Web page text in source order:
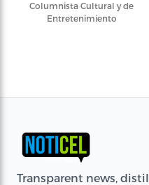
Columnista Cultural y de
Entretenimiento
Transparent news,